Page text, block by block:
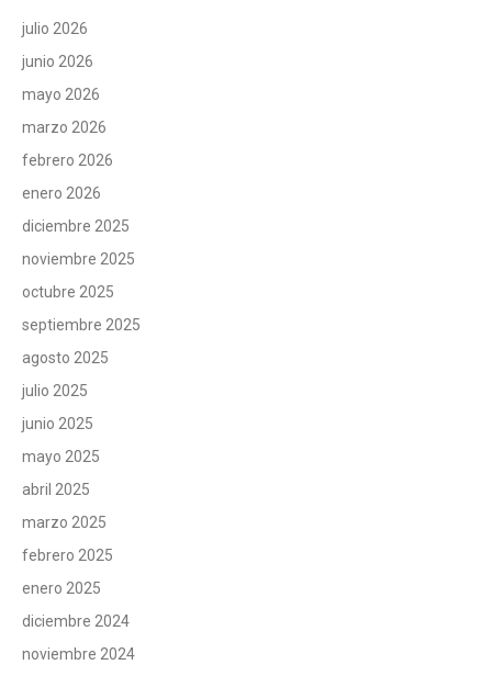
julio 2026
junio 2026
mayo 2026
marzo 2026
febrero 2026
enero 2026
diciembre 2025
noviembre 2025
octubre 2025
septiembre 2025
agosto 2025
julio 2025
junio 2025
mayo 2025
abril 2025
marzo 2025
febrero 2025
enero 2025
diciembre 2024
noviembre 2024